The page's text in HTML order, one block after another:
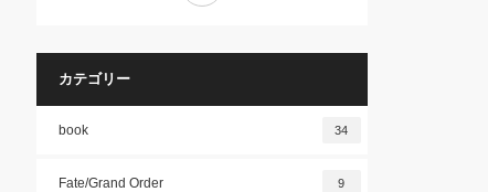
カテゴリー
book 34
Fate/Grand Order 9